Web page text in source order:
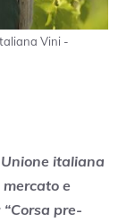
Vini -
italiana
e
pre-